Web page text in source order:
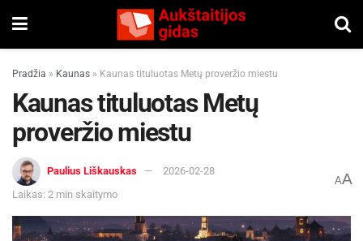
Pradžia » Kaunas » Kaunas tituluotas Metų proveržio miestu
Kaunas tituluotas Metų
proveržio miestu
Paulius Liškauskas
2026-02-28
Laikas: 2 min skaitymo
AA